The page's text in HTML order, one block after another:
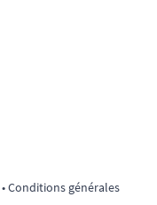
•Conditions générales